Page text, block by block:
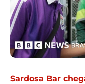
Sardosa Bar